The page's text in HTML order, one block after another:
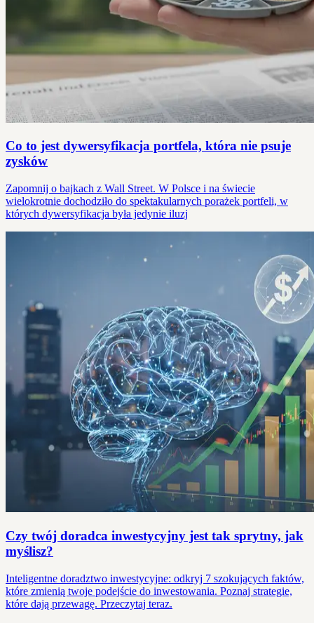
Co to jest dywersyfikacja portfela, która nie psuje
zysków
Zapomnij o bajkach z Wall Street. W Polsce i na świecie
wielokrotnie dochodziło do spektakularnych porażek portfeli, w
których dywersyfikacja była jedynie iluzj
Czy twój doradca inwestycyjny jest tak sprytny, jak
myślisz?
Inteligentne doradztwo inwestycyjne: odkryj 7 szokujących faktów,
które zmienią twoje podejście do inwestowania. Poznaj strategie,
które dają przewagę. Przeczytaj teraz.